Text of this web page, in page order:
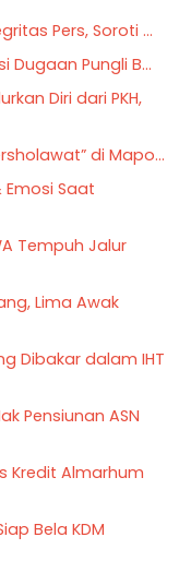
Pers, Soroti ...
Dugaan Pungli B...
Diri dari PKH,
di Mapo...
Emosi Saat
Tempuh Jalur
Lima Awak
Dibakar dalam IHT
Pensiunan ASN
Kredit Almarhum
Bela KDM